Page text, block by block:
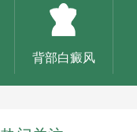
背部白癜风